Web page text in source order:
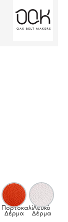
Πορτοκαλί
Δέρμα
Λευκό
Δέρμα